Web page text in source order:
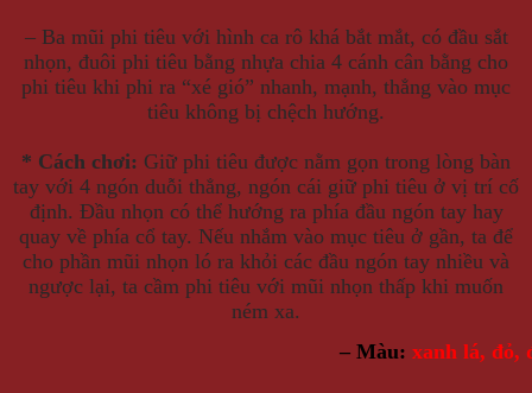
– Ba mũi phi tiêu với hình ca rô khá bắt mắt, có đầu sắt
nhọn, đuôi phi tiêu bằng nhựa chia 4 cánh cân bằng cho
phi tiêu khi phi ra “xé gió” nhanh, mạnh, thẳng vào mục
tiêu không bị chệch hướng.
* Cách chơi: Giữ phi tiêu được nằm gọn trong lòng bàn
tay với 4 ngón duỗi thẳng, ngón cái giữ phi tiêu ở vị trí cố
định. Đầu nhọn có thể hướng ra phía đầu ngón tay hay
quay về phía cổ tay. Nếu nhắm vào mục tiêu ở gần, ta để
cho phần mũi nhọn ló ra khỏi các đầu ngón tay nhiều và
ngược lại, ta cầm phi tiêu với mũi nhọn thấp khi muốn
ném xa.
– Màu: xanh lá, đỏ,